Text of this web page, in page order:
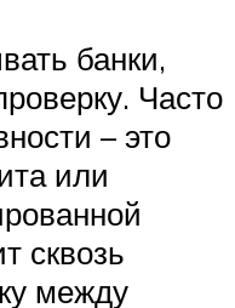
банки,
Часто
– это
или
сквозь
между